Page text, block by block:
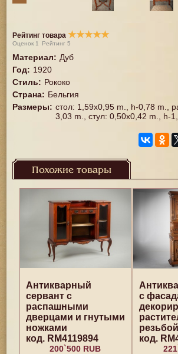
Рейтинг товара ★★★★★
Оценок 1 Рейтинг5
Материал: Дуб
Год: 1920
Стиль: Рококо
Страна: Бельгия
Размеры: стол: 1,59x0,95 m., h-0,78 m.,
3,03 m., стул: 0,50x0,42 m., h-
Похожие товары
Антикварный
сервант с
распашными
дверцами и гнутыми
ножками
код. RM4119894
200`500 RUB
с
резьбой
код.